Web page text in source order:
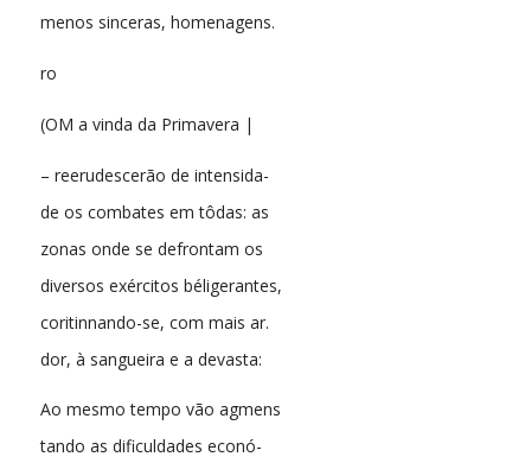
menos sinceras, homenagens.
ro
(OM a vinda da Primavera |
– reerudescerão de intensida-
de os combates em tôdas: as
zonas onde se defrontam os
diversos exércitos béligerantes,
coritinnando-se, com mais ar.
dor, à sangueira e a devasta:
Ao mesmo tempo vão agmens
tando as dificuldades econó-